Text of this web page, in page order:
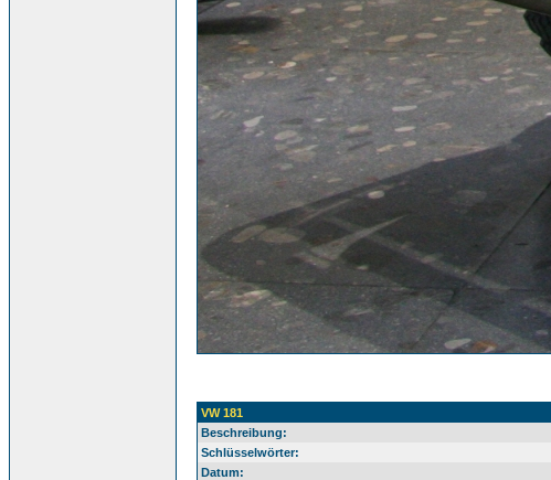
VW 181
Beschreibung:
Schlüsselwörter:
Datum: